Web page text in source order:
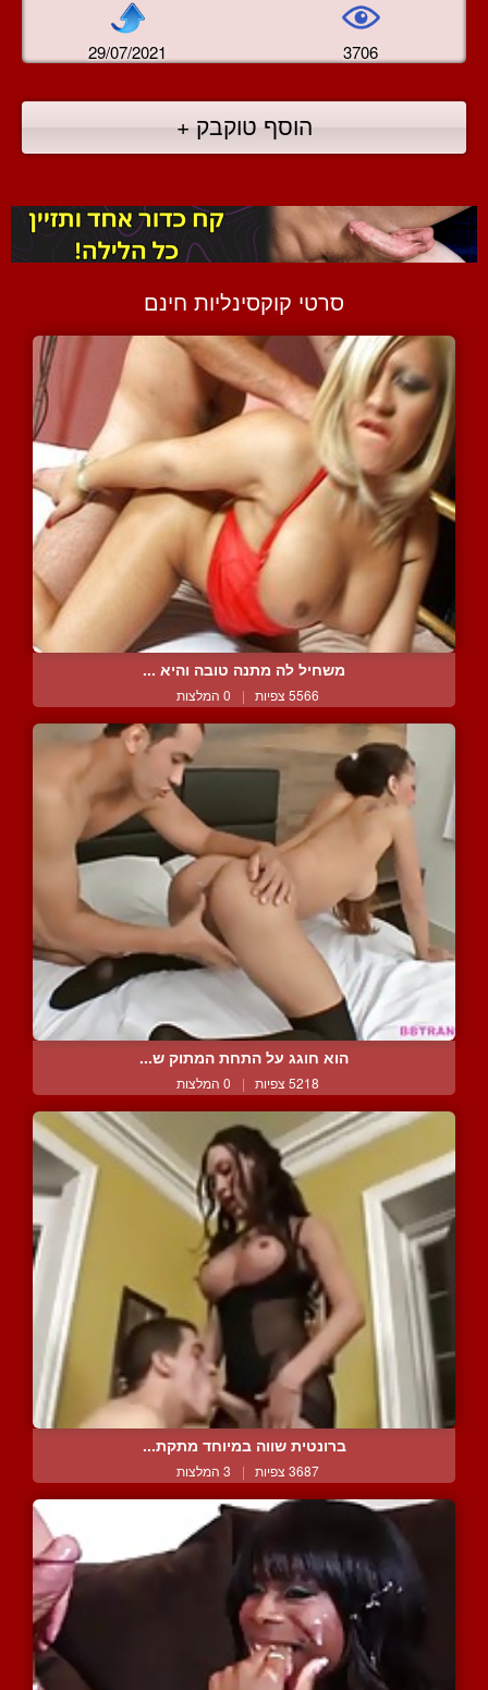
29/07/2021 3706
הוסף טוקבק +
סרטי קוקסינליות חינם
משחיל לה מתנה טובה והיא ...
5566 צפיות | 0 המלצות
הוא חוגג על התחת המתוק ש...
5218 צפיות | 0 המלצות
ברונטית שווה במיוחד מתקת...
3687 צפיות | 3 המלצות